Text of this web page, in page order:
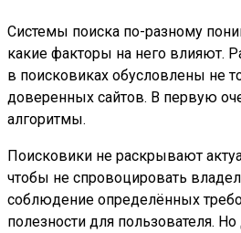
Системы поиска по-разному
какие факторы на него влияют.
в поисковиках обусловлены не
доверенных сайтов. В первую
алгоритмы.
Поисковики не раскрывают
чтобы не спровоцировать
соблюдение определённых
полезности для пользователя.